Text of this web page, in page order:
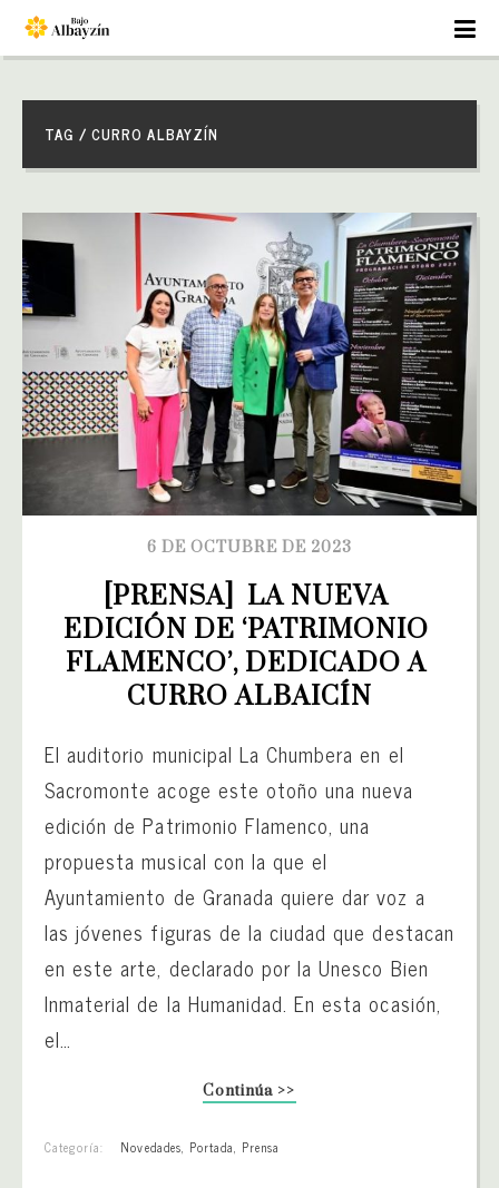
TAG / CURRO ALBAYZÍN
6 DE OCTUBRE DE 2023
[PRENSA]  LA NUEVA
EDICIÓN DE ‘PATRIMONIO
FLAMENCO’, DEDICADO A
CURRO ALBAICÍN
El auditorio municipal La Chumbera en el
Sacromonte acoge este otoño una nueva
edición de Patrimonio Flamenco, una
propuesta musical con la que el
Ayuntamiento de Granada quiere dar voz a
las jóvenes figuras de la ciudad que destacan
en este arte, declarado por la Unesco Bien
Inmaterial de la Humanidad. En esta ocasión,
el…
Continúa >>
Categoría: Novedades, Portada, Prensa